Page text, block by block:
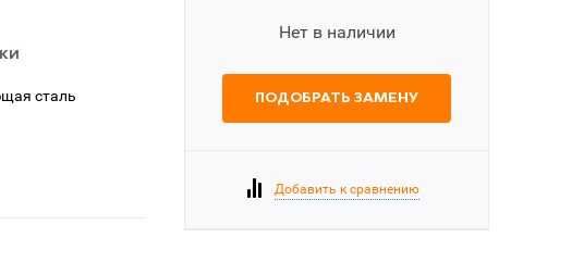
сталь
Нет в наличии
ПОДОБРАТЬ ЗАМЕНУ
Добавить к сравнению